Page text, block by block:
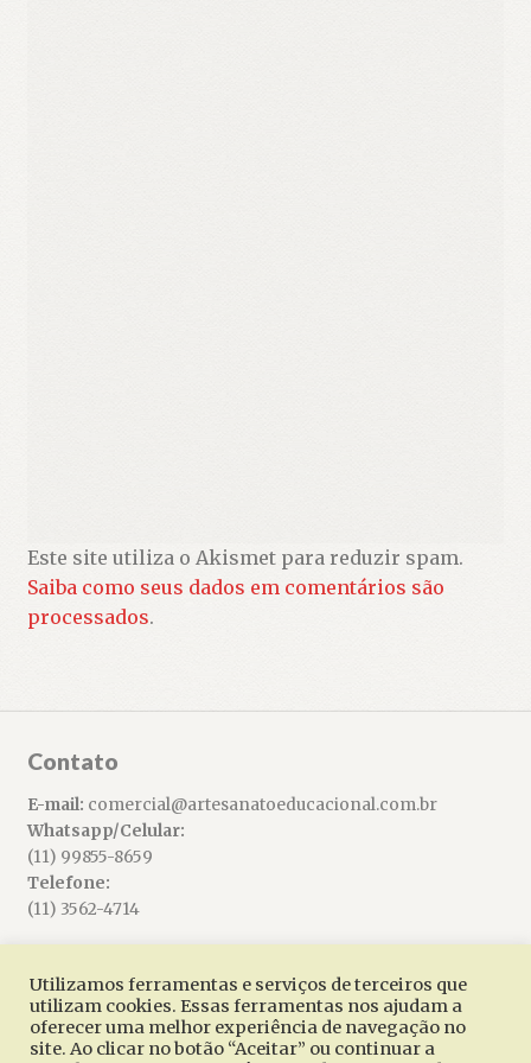
Este site utiliza o Akismet para reduzir spam.
Saiba como seus dados em comentários são
processados.
Contato
E-mail: comercial@artesanatoeducacional.com.br
Whatsapp/Celular:
(11) 99855-8659
Telefone:
(11) 3562-4714
© Artesanato Educacional 2026
Utilizamos ferramentas e serviços de terceiros que
utilizam cookies. Essas ferramentas nos ajudam a
oferecer uma melhor experiência de navegação no
site. Ao clicar no botão “Aceitar” ou continuar a